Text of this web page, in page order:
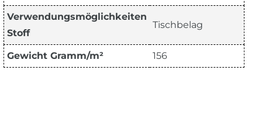
Verwendungsmöglichkeiten
Stoff
Tischbelag
Gewicht Gramm/m² 156